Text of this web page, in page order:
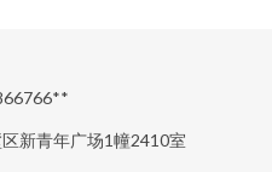
新青年广场1幢2410室